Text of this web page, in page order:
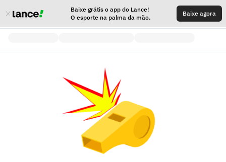
Baixe grátis o app do Lance!
O esporte na palma da mão.
Baixe agora